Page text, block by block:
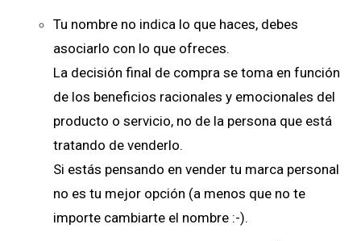
Tu nombre no indica lo que haces, debes
asociarlo con lo que ofreces.
La decisión final de compra se toma en función
de los beneficios racionales y emocionales del
producto o servicio, no de la persona que está
tratando de venderlo.
Si estás pensando en vender tu marca personal
no es tu mejor opción (a menos que no te
importe cambiarte el nombre :-).